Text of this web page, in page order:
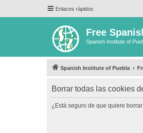
Enlaces rápidos
Free
Spanish Institute of
Spanish Institute of Puebla
Borrar todas las cookies
¿Está seguro de que quiere